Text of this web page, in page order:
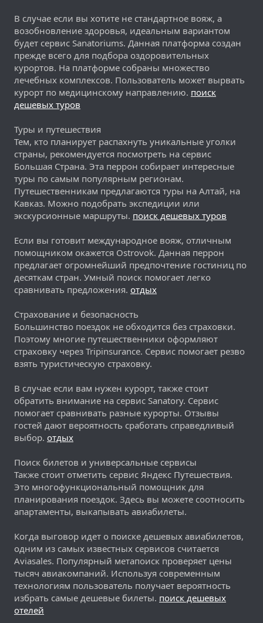
В случае если вы хотите не стандартное вояж, а
возобновление здоровья, идеальным вариантом
будет сервис Sanatoriums. Данная платформа создан
прежде всего для подбора оздоровительных
курортов. На платформе собраны множество
лечебных комплексов. Пользователь может вырвать
курорт по медицинскому направлению. поиск
дешевых туров
Туры и путешествия
Тем, кто планирует распахнуть уникальные уголки
страны, рекомендуется посмотреть на сервис
Большая Страна. Эта перрон собирает интересные
туры по самым популярным регионам.
Путешественникам предлагаются туры на Алтай, на
Кавказ. Можно подобрать экспедиции или
экскурсионные маршруты. поиск дешевых туров
Если вы готовит международное вояж, отличным
помощником окажется Ostrovok. Данная перрон
предлагает огромнейший предпочтение гостиниц по
десяткам стран. Умный поиск помогает легко
сравнивать предложения. отдых
Страхование и безопасность
Большинство поездок не обходится без страховки.
Поэтому многие путешественники оформляют
страховку через Tripinsurance. Сервис помогает резво
взять туристическую страховку.
В случае если вам нужен курорт, также стоит
обратить внимание на сервис Sanatory. Сервис
помогает сравнивать разные курорты. Отзывы
гостей дают вероятность сработать справедливый
выбор. отдых
Поиск билетов и универсальные сервисы
Также стоит отметить сервис Яндекс Путешествия.
Это многофункциональный помощник для
планирования поездок. Здесь вы можете соотносить
апартаменты, выкапывать авиабилеты.
Когда выговор идет о поиске дешевых авиабилетов,
одним из самых известных сервисов считается
Aviasales. Популярный метапоиск проверяет цены
тысяч авиакомпаний. Используя современным
технологиям пользователь получает вероятность
избрать самые дешевые билеты. поиск дешевых
отелей